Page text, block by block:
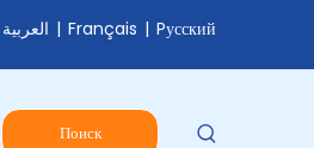
العربية | Français | Pусский
Поиск